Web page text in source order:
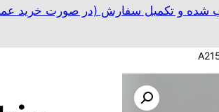
شده و تکمیل سفارش (در صورت خرید